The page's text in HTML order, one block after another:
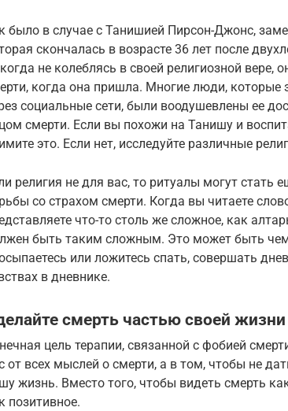
было в случае с Танишией Пирсон-Джонс,
скончалась в возрасте 36 лет после
не колеблясь в своей религиозной вере,
когда она пришла. Многие люди, которые
социальные сети, были воодушевлены ее
смерти. Если вы похожи на Танишу и
это. Если нет, исследуйте различные
религия не для вас, то ритуалы могут
со страхом смерти. Когда вы читаете
что-то столь же сложное, как
быть таким сложным. Это может быть
или ложитесь спать, совершать
в дневнике.
смерть частью своей жизни
цель терапии, связанной с фобией
от всех мыслей о смерти, а в том, чтобы не
жизнь. Вместо того, чтобы видеть смерть
позитивное.